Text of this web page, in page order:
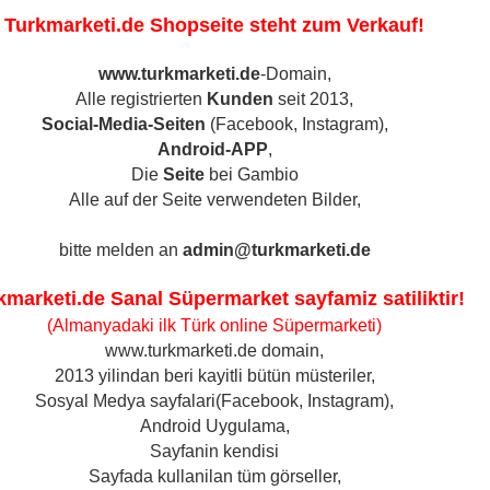
Turkmarketi.de Shopseite steht zum Verkauf!
www.turkmarketi.de-Domain,
Alle registrierten Kunden seit 2013,
Social-Media-Seiten (Facebook, Instagram),
Android-APP,
Die Seitebei Gambio
Alle auf der Seite verwendeten Bilder,
bitte melden an admin@turkmarketi.de
Sanal Süpermarket sayfamiz satiliktir!
(Almanyadaki ilk Türk online Süpermarketi)
www.turkmarketi.de domain,
2013 yilindan beri kayitli bütün müsteriler,
Sosyal Medya sayfalari(Facebook, Instagram),
Android Uygulama,
Sayfanin kendisi
Sayfada kullanilan tüm görseller,
BACKWAREN
Nüsse & Kerne &
Trockenfrüchte anzeigen
Kerne - Çekirdek
Nüsse & Pistazien &
Mandeln
Geschenkkörbe /
Präsentkörbe anzeigen
Geschenkkörbe /
Präsentkörbe
Türkisches Teeset
de/
21 pro Seite
pro Seite